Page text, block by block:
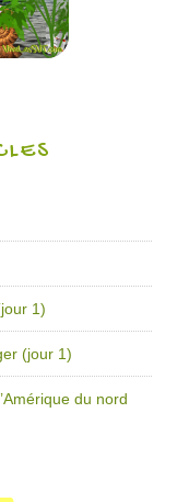
1)
(jour 1)
du nord